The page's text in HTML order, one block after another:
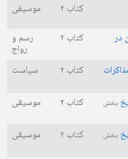
کتاب ۲
موسیقی
در
کتاب ۲ رسم و
رواج
کتاب ۲ سیاست
بخش
کتاب ۲ موسیقی
بخش
کتاب ۲ موسیقی